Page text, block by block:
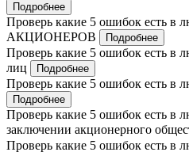
Подробнее
Проверь какие 5 ошибок есть в
АКЦИОНЕРОВ
Подробнее
Проверь какие 5 ошибок есть в
лиц
Подробнее
Проверь какие 5 ошибок есть в
Подробнее
Проверь какие 5 ошибок есть в
заключении акционерного
Проверь какие 5 ошибок есть в